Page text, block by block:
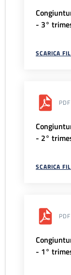
- 3°
SCARICA
PDF
- 2°
SCARICA
PDF
- 1°